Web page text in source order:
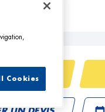
Cookies